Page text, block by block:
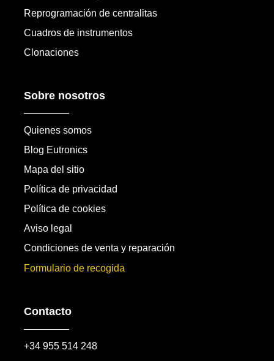
Reprogramación de centralitas
Cuadros de instrumentos
Clonaciones
Sobre nosotros
Quienes somos
Blog Eutronics
Mapa del sitio
Política de privacidad
Política de cookies
Aviso legal
Condiciones de venta y reparación
Formulario de recogida
Contacto
+34 955 514 248